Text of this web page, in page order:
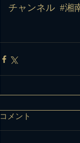
チャンネル #湘
コメント